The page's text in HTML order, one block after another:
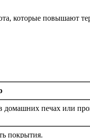
которые повышают
в домашних печах или
покрытия.